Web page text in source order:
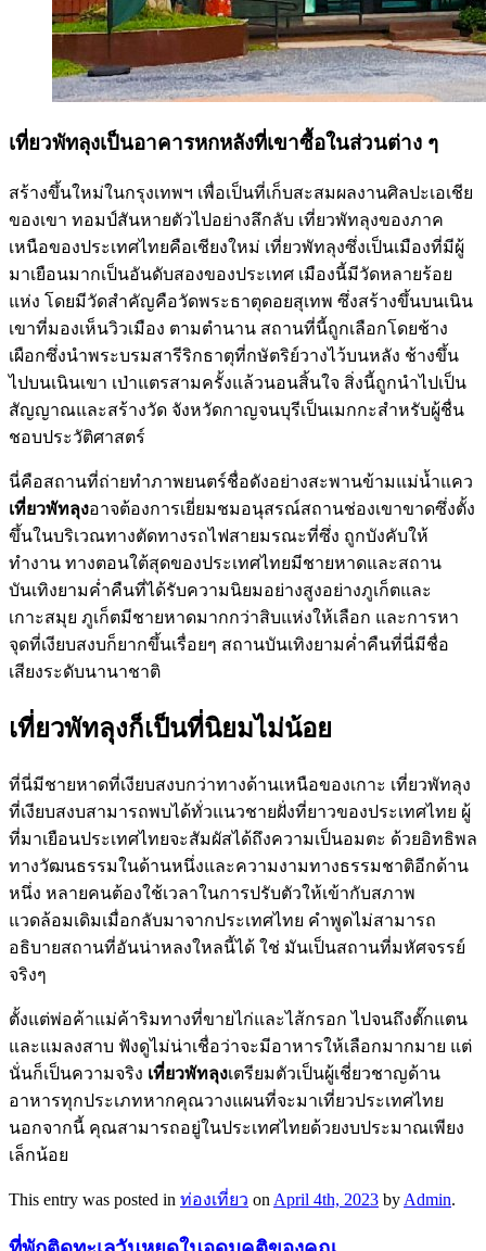
เที่ยวพัทลุงเป็นอาคารหกหลังที่เขาซื้อในส่วนต่าง ๆ
สร้างขึ้นใหม่ในกรุงเทพฯ เพื่อเป็นที่เก็บสะสมผลงานศิลปะเอเชีย
ของเขา ทอมป์สันหายตัวไปอย่างลึกลับ เที่ยวพัทลุงของภาค
เหนือของประเทศไทยคือเชียงใหม่ เที่ยวพัทลุงซึ่งเป็นเมืองที่มีผู้
มาเยือนมากเป็นอันดับสองของประเทศ เมืองนี้มีวัดหลายร้อย
แห่ง โดยมีวัดสำคัญคือวัดพระธาตุดอยสุเทพ ซึ่งสร้างขึ้นบนเนิน
เขาที่มองเห็นวิวเมือง ตามตำนาน สถานที่นี้ถูกเลือกโดยช้าง
เผือกซึ่งนำพระบรมสารีริกธาตุที่กษัตริย์วางไว้บนหลัง ช้างขึ้น
ไปบนเนินเขา เป่าแตรสามครั้งแล้วนอนสิ้นใจ สิ่งนี้ถูกนำไปเป็น
สัญญาณและสร้างวัด จังหวัดกาญจนบุรีเป็นเมกกะสำหรับผู้ชื่น
ชอบประวัติศาสตร์
นี่คือสถานที่ถ่ายทำภาพยนตร์ชื่อดังอย่างสะพานข้ามแม่น้ำแคว
เที่ยวพัทลุงอาจต้องการเยี่ยมชมอนุสรณ์สถานช่องเขาขาดซึ่งตั้ง
ขึ้นในบริเวณทางตัดทางรถไฟสายมรณะที่ซึ่ง ถูกบังคับให้
ทำงาน ทางตอนใต้สุดของประเทศไทยมีชายหาดและสถาน
บันเทิงยามค่ำคืนที่ได้รับความนิยมอย่างสูงอย่างภูเก็ตและ
เกาะสมุย ภูเก็ตมีชายหาดมากกว่าสิบแห่งให้เลือก และการหา
จุดที่เงียบสงบก็ยากขึ้นเรื่อยๆ สถานบันเทิงยามค่ำคืนที่นี่มีชื่อ
เสียงระดับนานาชาติ
เที่ยวพัทลุงก็เป็นที่นิยมไม่น้อย
ที่นี่มีชายหาดที่เงียบสงบกว่าทางด้านเหนือของเกาะ เที่ยวพัทลุง
ที่เงียบสงบสามารถพบได้ทั่วแนวชายฝั่งที่ยาวของประเทศไทย ผู้
ที่มาเยือนประเทศไทยจะสัมผัสได้ถึงความเป็นอมตะ ด้วยอิทธิพล
ทางวัฒนธรรมในด้านหนึ่งและความงามทางธรรมชาติอีกด้าน
หนึ่ง หลายคนต้องใช้เวลาในการปรับตัวให้เข้ากับสภาพ
แวดล้อมเดิมเมื่อกลับมาจากประเทศไทย คำพูดไม่สามารถ
อธิบายสถานที่อันน่าหลงใหลนี้ได้ ใช่ มันเป็นสถานที่มหัศจรรย์
จริงๆ
ตั้งแต่พ่อค้าแม่ค้าริมทางที่ขายไก่และไส้กรอก ไปจนถึงตั๊กแตน
และแมลงสาบ ฟังดูไม่น่าเชื่อว่าจะมีอาหารให้เลือกมากมาย แต่
นั่นก็เป็นความจริง เที่ยวพัทลุงเตรียมตัวเป็นผู้เชี่ยวชาญด้าน
อาหารทุกประเภทหากคุณวางแผนที่จะมาเที่ยวประเทศไทย
นอกจากนี้ คุณสามารถอยู่ในประเทศไทยด้วยงบประมาณเพียง
เล็กน้อย
This entry was posted in ท่องเที่ยว on April 4th, 2023 by Admin.